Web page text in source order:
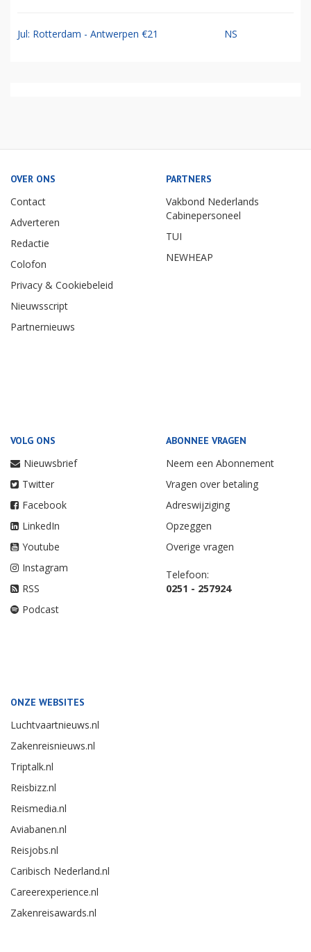
Jul: Rotterdam - Antwerpen €21 NS
OVER ONS
Contact
Adverteren
Redactie
Colofon
Privacy & Cookiebeleid
Nieuwsscript
Partnernieuws
PARTNERS
Vakbond Nederlands
Cabinepersoneel
TUI
NEWHEAP
VOLG ONS
Nieuwsbrief
Twitter
Facebook
LinkedIn
Youtube
Instagram
RSS
Podcast
ABONNEE VRAGEN
Neem een Abonnement
Vragen over betaling
Adreswijziging
Opzeggen
Overige vragen
Telefoon:
0251 - 257924
ONZE WEBSITES
Luchtvaartnieuws.nl
Zakenreisnieuws.nl
Triptalk.nl
Reisbizz.nl
Reismedia.nl
Aviabanen.nl
Reisjobs.nl
Caribisch Nederland.nl
Careerexperience.nl
Zakenreisawards.nl